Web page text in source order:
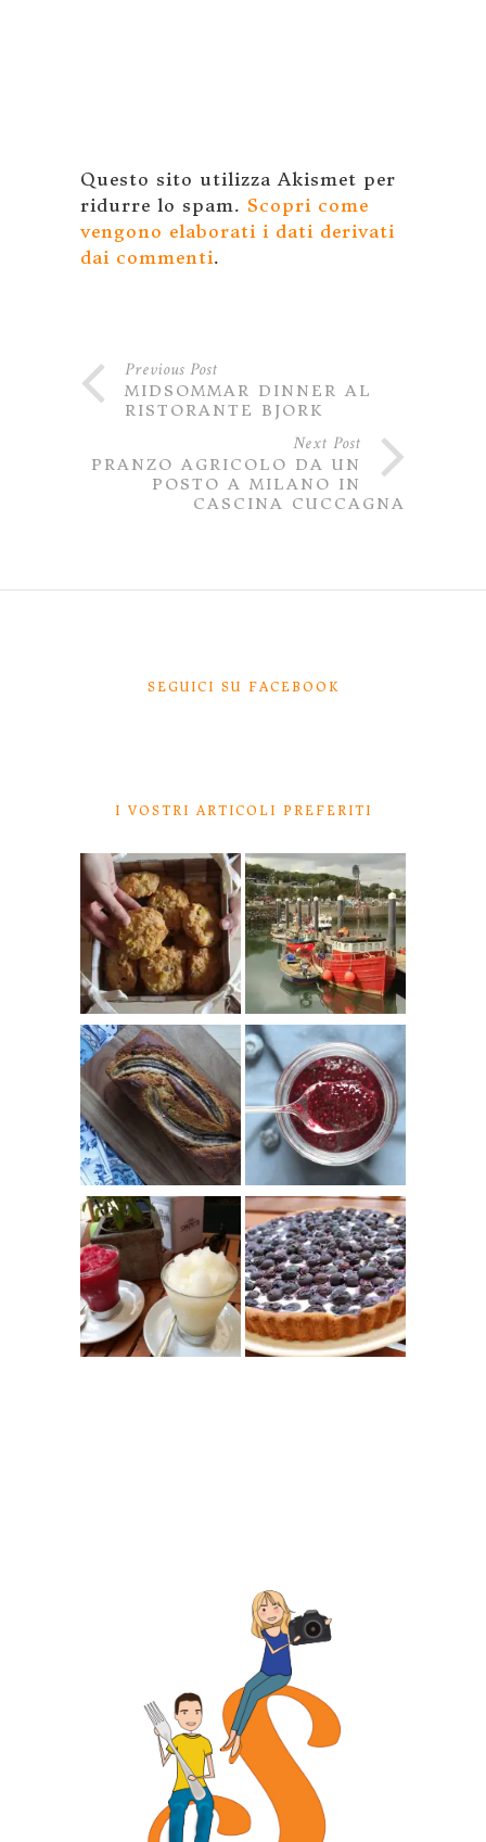
Questo sito utilizza Akismet per
ridurre lo spam. Scopri come
vengono elaborati i dati derivati
dai commenti.
Previous Post
MIDSOMMAR DINNER AL
RISTORANTE BJORK
Next Post
PRANZO AGRICOLO DA UN
POSTO A MILANO IN
CASCINA CUCCAGNA
SEGUICI SU FACEBOOK
I VOSTRI ARTICOLI PREFERITI